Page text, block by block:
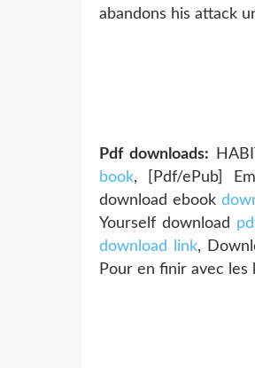
abandons his attack
Pdf downloads:
book, [Pdf/ePub]
download ebook
Yourself download
download link,
Pour en finir avec les